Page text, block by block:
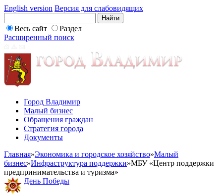
English version Версия для слабовидящих
Весь сайт
Раздел
Расширенный поиск
Город Владимир
Малый бизнес
Обращения граждан
Стратегия города
Документы
Главная»Экономика и городское хозяйство»Малый
бизнес»Инфраструктура поддержки»МБУ «Центр поддержки
предпринимательства и туризма»
День Победы